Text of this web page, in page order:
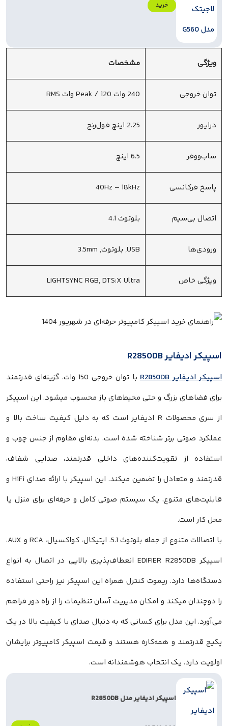
خرید
ویژگی مشخصات
توان خروجی 240 وات Peak / 120 وات RMS
درایور 2.25 اینچ فول‌رنج
ساب‌ووفر 6.5 اینچ
پاسخ فرکانسی 40Hz – 18kHz
اتصال بی‌سیم بلوتوث 4.1
ورودی‌ها USB, بلوتوث, 3.5mm
ویژگی خاص LIGHTSYNC RGB, DTS:X Ultra
اسپیکر ادیفایر R2850DB
اسپیکر ادیفایر R2850DB
با توان خروجی 150 وات، گزینه‌ای قدرتمند
برای فضاهای بزرگ و حتی محیط‌های باز محسوب میشود. این اسپیکر
از سری محصولات R ادیفایر است که به دلیل کیفیت ساخت بالا و
عملکرد صوتی برتر شناخته شده است. بدنه‌ای مقاوم از جنس چوب و
استفاده از تقویت‌کننده‌های داخلی قدرتمند، صدایی شفاف،
قدرتمند و متعادل را تضمین میکند. این اسپیکر با ارائه صدای HiFi و
قابلیت‌های متنوع، یک سیستم صوتی کامل و حرفه‌ای برای منزل یا
محل کار است.
با اتصالات متنوع از جمله بلوتوث 5.1، اپتیکال، کواکسیال، RCA و AUX،
اسپیکر EDIFIER R2850DB انعطاف‌پذیری بالایی در اتصال به انواع
دستگاه‌ها دارد. ریموت کنترل همراه این اسپیکر نیز راحتی استفاده
را دوچندان میکند و امکان مدیریت آسان تنظیمات را از راه دور فراهم
می‌آورد. این مدل برای کسانی که به دنبال صدای با کیفیت بالا در یک
پکیج قدرتمند و همه‌کاره هستند و قیمت اسپیکر کامپیوتر برایشان
اولویت دارد، یک انتخاب هوشمندانه است.
اسپیکر ادیفایر مدل R2850DB